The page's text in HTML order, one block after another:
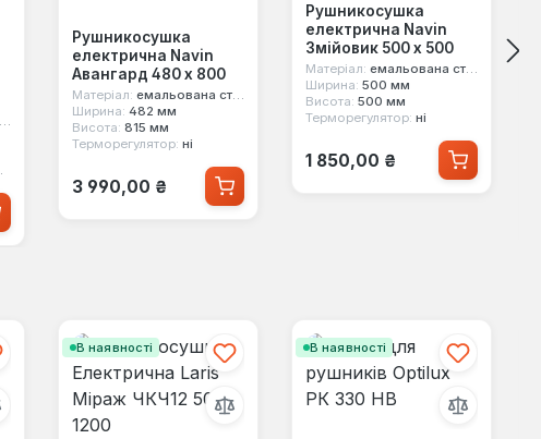
Рушникосушка
електрична Navin
Авангард 480 х 800
Матеріал: емальована сталь
Ширина: 482 мм
Висота: 815 мм
Терморегулятор: ні
Звичайна ціна:
3 990,00 ₴
Рушникосушка
електрична Navin
Змійовик 500 х 500
Матеріал: емальована сталь
Ширина: 500 мм
Висота: 500 мм
Терморегулятор: ні
Звичайна ціна:
1 850,00 ₴
В наявності В наявності